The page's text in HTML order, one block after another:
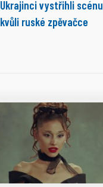
Ukrajinci vystřihli scénu
kvůli ruské zpěvačce